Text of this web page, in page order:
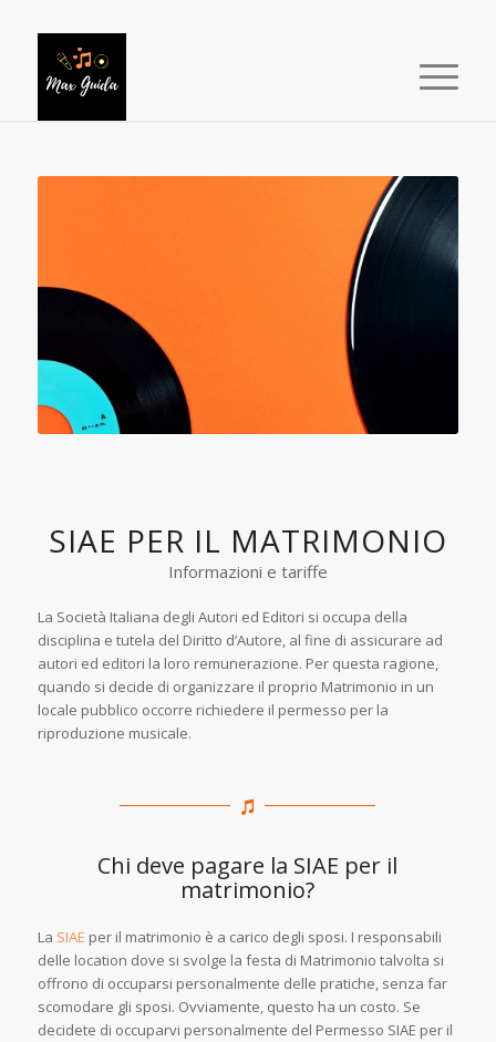
SIAE PER IL MATRIMONIO
Informazioni e tariffe
La Società Italiana degli Autori ed Editori si occupa della
disciplina e tutela del Diritto d’Autore, al fine di assicurare ad
autori ed editori la loro remunerazione. Per questa ragione,
quando si decide di organizzare il proprio Matrimonio in un
locale pubblico occorre richiedere il permesso per la
riproduzione musicale.
Chi deve pagare la SIAE per il
matrimonio?
La SIAE per il matrimonio è a carico degli sposi. I responsabili
delle location dove si svolge la festa di Matrimonio talvolta si
offrono di occuparsi personalmente delle pratiche, senza far
scomodare gli sposi. Ovviamente, questo ha un costo. Se
decidete di occuparvi personalmente del Permesso SIAE per il